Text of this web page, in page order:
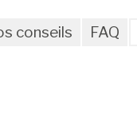
conseils FAQ